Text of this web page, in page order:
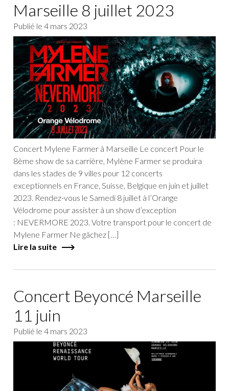
Marseille 8 juillet 2023
Publié le4 mars 2023
Concert Mylene Farmer à Marseille Le concert Pour le
8ème show de sa carrière, Mylène Farmer se produira
dans les stades de 9 villes pour 12 concerts
exceptionnels en France, Suisse, Belgique en juin et juillet
2023. Rendez-vous le Samedi 8 juillet à l’Orange
Vélodrome pour assister à un show d’exception
: NEVERMORE 2023. Votre transport pour le concert de
Mylene Farmer Ne gâchez […]
Lire la suite
Concert Beyoncé Marseille
11 juin
Publié le4 mars 2023